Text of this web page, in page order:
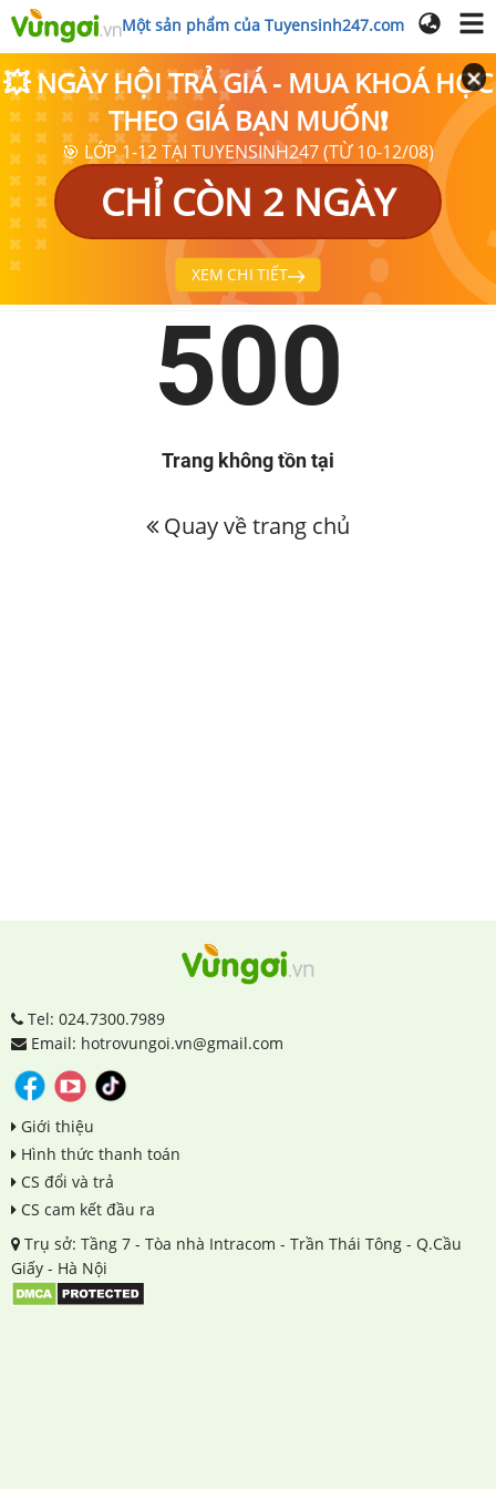
Một sản phẩm của Tuyensinh247.com
💥 NGÀY HỘI TRẢ GIÁ - MUA KHOÁ HỌC
THEO GIÁ BẠN MUỐN❗
🎯 LỚP 1-12 TẠI TUYENSINH247 (TỪ 10-12/08)
CHỈ CÒN 2 NGÀY
XEM CHI TIẾT
500
Trang không tồn tại
Quay về trang chủ
Tel: 024.7300.7989
Email: hotrovungoi.vn@gmail.com
Giới thiệu
Hình thức thanh toán
CS đổi và trả
CS cam kết đầu ra
Trụ sở: Tầng 7 - Tòa nhà Intracom - Trần Thái Tông - Q.Cầu
Giấy - Hà Nội